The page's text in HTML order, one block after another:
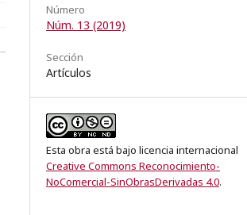
Número
Núm. 13 (2019)
Sección
Artículos
Esta obra está bajo licencia internacional
Creative Commons Reconocimiento-
NoComercial-SinObrasDerivadas 4.0.